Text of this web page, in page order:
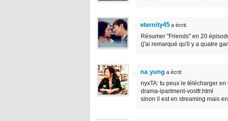
eternity45 a écrit:
Résumer "Friends" en 20
(j'ai remarqué qu'il y a quatre
na yung a écrit:
nyxTA: tu peux le télécharger
drama-ipartment-vostfr.html
sinon il est en streaming mais